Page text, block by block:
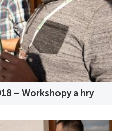
– Workshopy a hry